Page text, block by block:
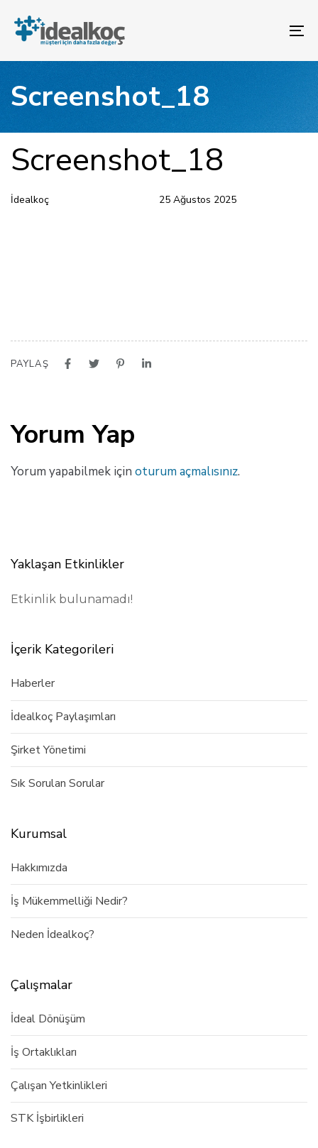
atla
gezinme
bölümüne
geç
İçeriğe
atlaScreenshot_18
Screenshot_18
İdealkoç 25 Ağustos 2025
PAYLAŞ
Yorum Yap
Yorum yapabilmek için oturum açmalısınız.
Yaklaşan Etkinlikler
Etkinlik bulunamadı!
İçerik Kategorileri
Haberler
İdealkoç Paylaşımları
Şirket Yönetimi
Sık Sorulan Sorular
Kurumsal
Hakkımızda
İş Mükemmelliği Nedir?
Neden İdealkoç?
Çalışmalar
İdeal Dönüşüm
İş Ortaklıkları
Çalışan Yetkinlikleri
STK İşbirlikleri